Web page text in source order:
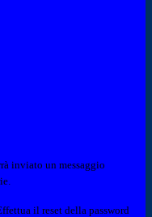
inviato un messaggio
il reset della password